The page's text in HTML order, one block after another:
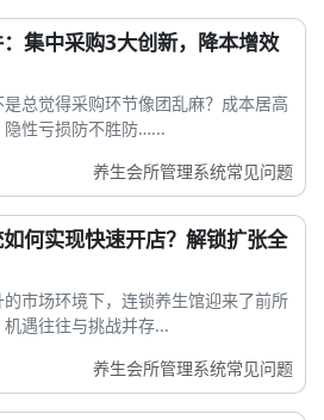
集中采购3大创新，降本增效
总觉得采购环节像团乱麻？成本居高
性亏损防不胜防…...
养生会所管理系统常见问题
何实现快速开店？解锁扩张全
市场环境下，连锁养生馆迎来了前所
遇往往与挑战并存...
养生会所管理系统常见问题